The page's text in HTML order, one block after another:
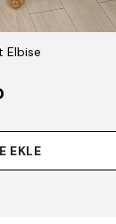
Elbise
EKLE